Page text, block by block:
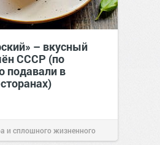
– вкусный
СССР (по
подавали в
и сплошного жизненного